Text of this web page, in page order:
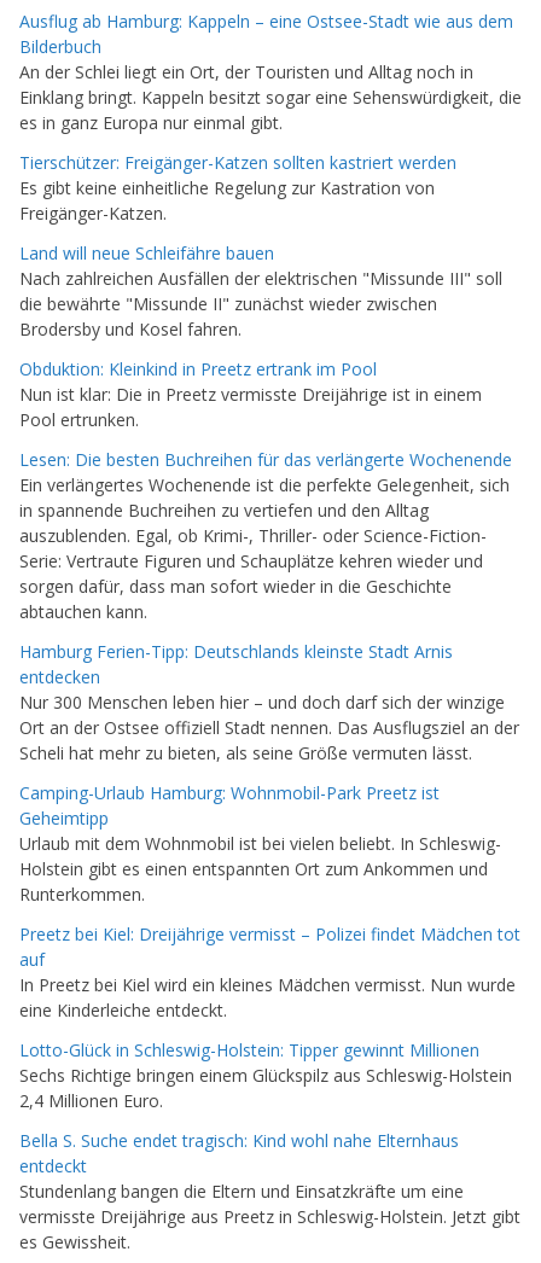
Ausflug ab Hamburg: Kappeln – eine Ostsee-Stadt wie aus dem
Bilderbuch
An der Schlei liegt ein Ort, der Touristen und Alltag noch in
Einklang bringt. Kappeln besitzt sogar eine Sehenswürdigkeit, die
es in ganz Europa nur einmal gibt.
Tierschützer: Freigänger-Katzen sollten kastriert werden
Es gibt keine einheitliche Regelung zur Kastration von
Freigänger-Katzen.
Land will neue Schleifähre bauen
Nach zahlreichen Ausfällen der elektrischen "Missunde III" soll
die bewährte "Missunde II" zunächst wieder zwischen
Brodersby und Kosel fahren.
Obduktion: Kleinkind in Preetz ertrank im Pool
Nun ist klar: Die in Preetz vermisste Dreijährige ist in einem
Pool ertrunken.
Lesen: Die besten Buchreihen für das verlängerte Wochenende
Ein verlängertes Wochenende ist die perfekte Gelegenheit, sich
in spannende Buchreihen zu vertiefen und den Alltag
auszublenden. Egal, ob Krimi-, Thriller- oder Science-Fiction-
Serie: Vertraute Figuren und Schauplätze kehren wieder und
sorgen dafür, dass man sofort wieder in die Geschichte
abtauchen kann.
Hamburg Ferien-Tipp: Deutschlands kleinste Stadt Arnis
entdecken
Nur 300 Menschen leben hier – und doch darf sich der winzige
Ort an der Ostsee offiziell Stadt nennen. Das Ausflugsziel an der
Scheli hat mehr zu bieten, als seine Größe vermuten lässt.
Camping-Urlaub Hamburg: Wohnmobil-Park Preetz ist
Geheimtipp
Urlaub mit dem Wohnmobil ist bei vielen beliebt. In Schleswig-
Holstein gibt es einen entspannten Ort zum Ankommen und
Runterkommen.
Preetz bei Kiel: Dreijährige vermisst – Polizei findet Mädchen tot
auf
In Preetz bei Kiel wird ein kleines Mädchen vermisst. Nun wurde
eine Kinderleiche entdeckt.
Lotto-Glück in Schleswig-Holstein: Tipper gewinnt Millionen
Sechs Richtige bringen einem Glückspilz aus Schleswig-Holstein
2,4 Millionen Euro.
Bella S. Suche endet tragisch: Kind wohl nahe Elternhaus
entdeckt
Stundenlang bangen die Eltern und Einsatzkräfte um eine
vermisste Dreijährige aus Preetz in Schleswig-Holstein. Jetzt gibt
es Gewissheit.